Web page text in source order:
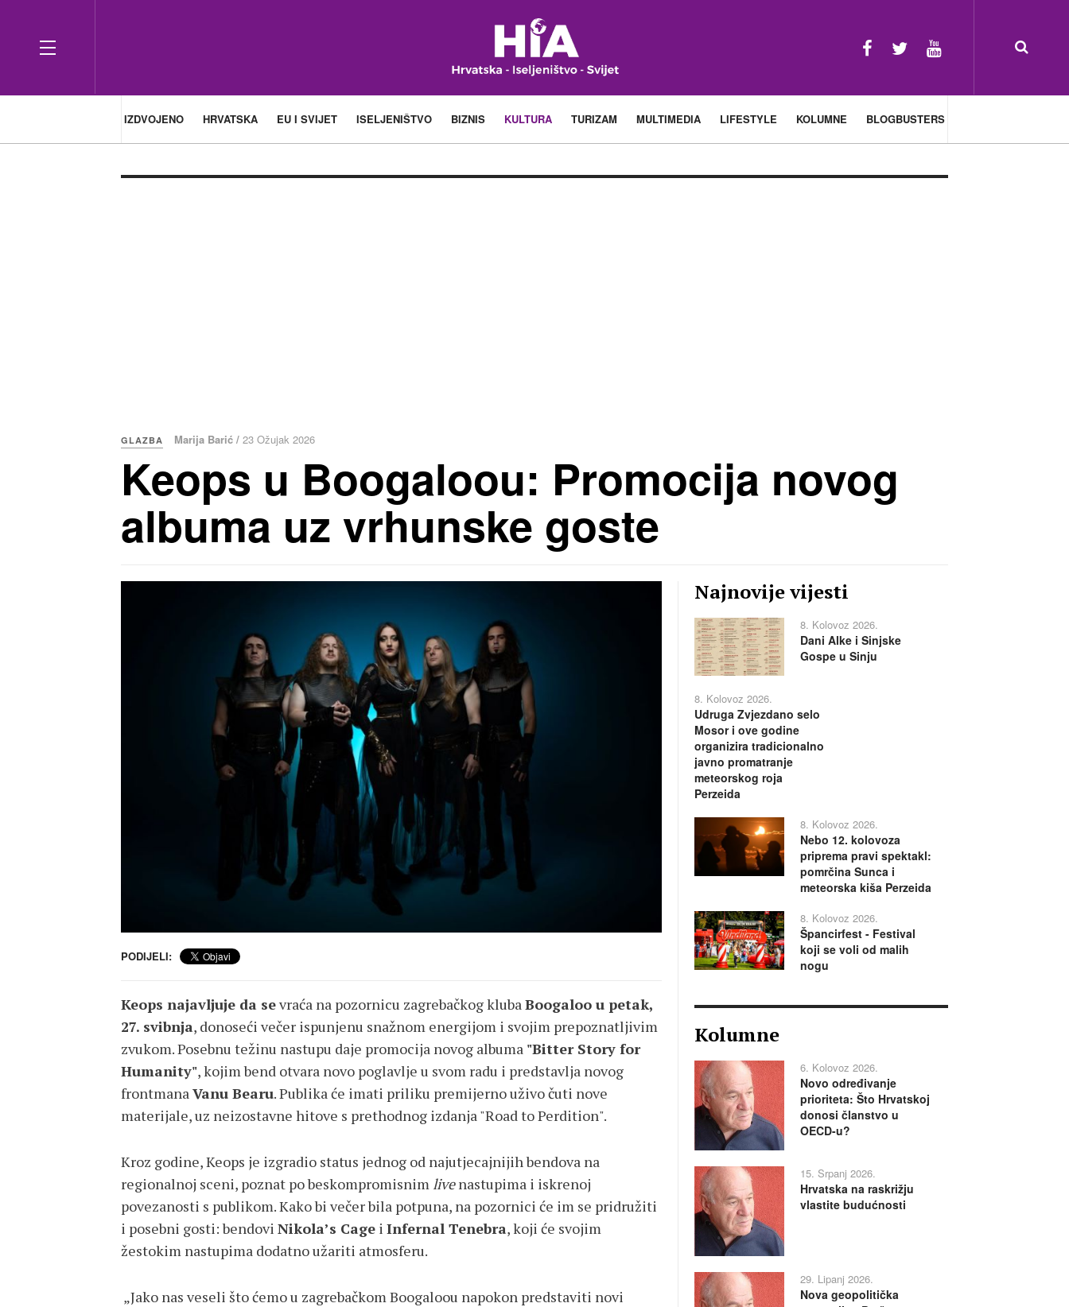
IZDVOJENO HRVATSKA EU I SVIJET ISELJENIŠTVO BIZNIS KULTURA TURIZAM MULTIMEDIA LIFESTYLE KOLUMNE BLOGBUSTERS
GLAZBA Marija Barić / 23 Ožujak 2026
Keops u Boogaloou: Promocija novog
albuma uz vrhunske goste
PODIJELI:
Keops najavljuje da sevraća na pozornicu zagrebačkog klubaBoogaloo u petak,
27. svibnja, donoseći večer ispunjenu snažnom energijom i svojim prepoznatljivim
zvukom. Posebnu težinu nastupu daje promocija novog albuma "Bitter Story for
Humanity", kojim bend otvara novo poglavlje u svom radu i predstavlja novog
frontmanaVanu Bearu. Publika će imati priliku premijerno uživo čuti nove
materijale, uz neizostavne hitove s prethodnog izdanja "Road to Perdition".
Kroz godine, Keops je izgradio status jednog od najutjecajnijih bendova na
regionalnoj sceni, poznat po beskompromisnim livenastupima i iskrenoj
povezanosti s publikom. Kako bi večer bila potpuna, na pozornici će im se pridružiti
i posebni gosti: bendovi Nikola’s Cage i Infernal Tenebra, koji će svojim
žestokim nastupima dodatno užariti atmosferu.
„Jako nas veseli što ćemo u zagrebačkom Boogaloou napokon predstaviti novi
Najnovije vijesti
8. Kolovoz 2026.
Dani Alke i Sinjske
Gospe u Sinju
8. Kolovoz 2026.
Udruga Zvjezdano selo
Mosor i ove godine
organizira tradicionalno
javno promatranje
meteorskog roja
Perzeida
8. Kolovoz 2026.
Nebo 12. kolovoza
priprema pravi spektakl:
pomrčina Sunca i
meteorska kiša Perzeida
8. Kolovoz 2026.
Špancirfest - Festival
koji se voli od malih
nogu
Kolumne
6. Kolovoz 2026.
Novo određivanje
prioriteta: Što Hrvatskoj
donosi članstvo u
OECD-u?
15. Srpanj 2026.
Hrvatska na raskrižju
vlastite budućnosti
29. Lipanj 2026.
Nova geopolitička